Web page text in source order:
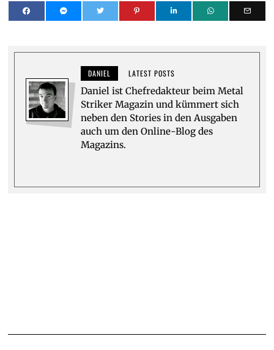
DANIEL LATEST POSTS
Daniel ist Chefredakteur beim Metal
Striker Magazin und kümmert sich
neben den Stories in den Ausgaben
auch um den Online-Blog des
Magazins.